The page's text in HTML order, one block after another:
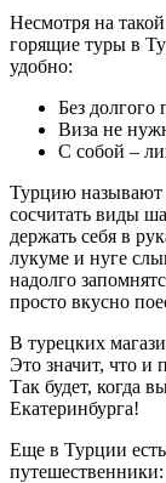
Несмотря на
горящие туры в
удобно:
Без долгого
Виза не
С собой –
Турцию называют
сосчитать виды
держать себя в
лукуме и нуге
надолго
просто вкусно
В турецких
Это значит, что и
Так будет, когда
Екатеринбурга!
Еще в Турции
путешественники: